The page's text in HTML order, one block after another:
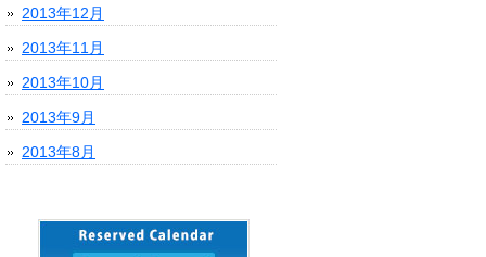
2013年12月
2013年11月
2013年10月
2013年9月
2013年8月